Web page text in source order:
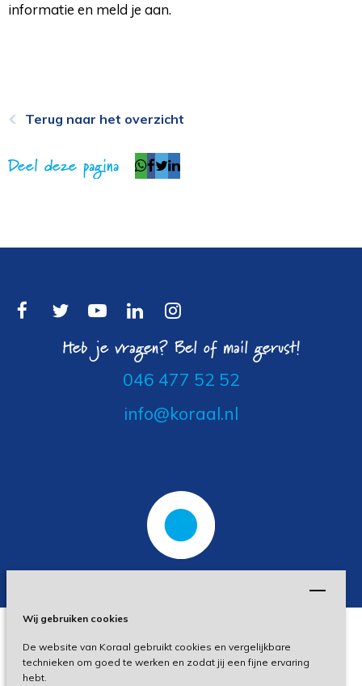
Wij gebruiken cookies
De website van Koraal gebruikt cookies en vergelijkbare
technieken om goed te werken en zodat jij een fijne ervaring
hebt.
informatie en meld je aan.
Terug naar het overzicht
Deel deze pagina
Heb je vragen? Bel of mail gerust!
046 477 52 52
info@koraal.nl
Privacy